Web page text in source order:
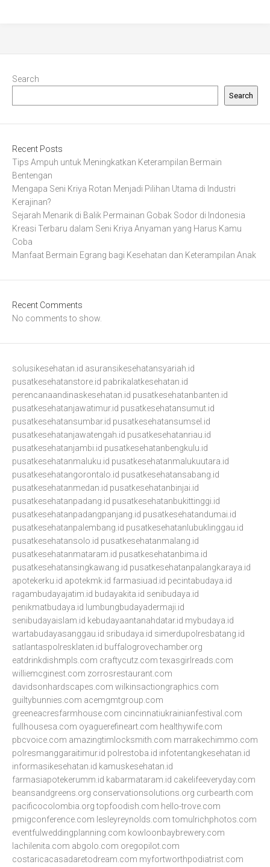
Search
Search
Recent Posts
Tips Ampuh untuk Meningkatkan Keterampilan Bermain
Bentengan
Mengapa Seni Kriya Rotan Menjadi Pilihan Utama di Industri
Kerajinan?
Sejarah Menarik di Balik Permainan Gobak Sodor di Indonesia
Kreasi Terbaru dalam Seni Kriya Anyaman yang Harus Kamu
Coba
Manfaat Bermain Egrang bagi Kesehatan dan Keterampilan Anak
Recent Comments
No comments to show.
solusikesehatan.id asuransikesehatansyariah.id
pusatkesehatanstore.id pabrikalatkesehatan.id
perencanaandinaskesehatan.id pusatkesehatanbanten.id
pusatkesehatanjawatimur.id pusatkesehatansumut.id
pusatkesehatansumbar.id pusatkesehatansumsel.id
pusatkesehatanjawatengah.id pusatkesehatanriau.id
pusatkesehatanjambi.id pusatkesehatanbengkulu.id
pusatkesehatanmaluku.id pusatkesehatanmalukuutara.id
pusatkesehatangorontalo.id pusatkesehatansabang.id
pusatkesehatanmedan.id pusatkesehatanbinjai.id
pusatkesehatanpadang.id pusatkesehatanbukittinggi.id
pusatkesehatanpadangpanjang.id pusatkesehatandumai.id
pusatkesehatanpalembang.id pusatkesehatanlubuklinggau.id
pusatkesehatansolo.id pusatkesehatanmalang.id
pusatkesehatanmataram.id pusatkesehatanbima.id
pusatkesehatansingkawang.id pusatkesehatanpalangkaraya.id
apotekerku.id apotekmk.id farmasiuad.id pecintabudaya.id
ragambudayajatim.id budayakita.id senibudaya.id
penikmatbudaya.id lumbungbudayadermaji.id
senibudayaislam.id kebudayaantanahdatar.id mybudaya.id
wartabudayasanggau.id sribudaya.id simerdupolresbatang.id
satlantaspolresklaten.id buffalogrovechamber.org
eatdrinkdishmpls.com craftycutz.com texasgirlreads.com
williemcginest.com zorrosrestaurant.com
davidsonhardscapes.com wilkinsactiongraphics.com
guiltybunnies.com acemgmtgroup.com
greeneacresfarmhouse.com cincinnatiukrainianfestival.com
fullhousesa.com oyaguerefineart.com healthywife.com
pbcvoice.com amazingtimlocksmith.com marrakechimmo.com
polresmanggaraitimur.id polrestoba.id infotentangkesehatan.id
informasikesehatan.id kamuskesehatan.id
farmasiapotekerumm.id kabarmataram.id cakelifeeveryday.com
beansandgreens.org conservationsolutions.org curbearth.com
pacificocolombia.org topfoodish.com hello-trove.com
pmigconference.com lesleyreynolds.com tomulrichphotos.com
eventfulweddingplanning.com kowloonbaybrewery.com
lachilenita.com abgolo.com oregopilot.com
costaricacasadaretodream.com myfortworthpodiatrist.com